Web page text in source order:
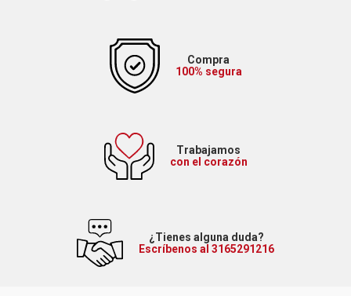
Compra
100% segura
Trabajamos
con el corazón
¿Tienes alguna duda?
Escríbenos al 3165291216